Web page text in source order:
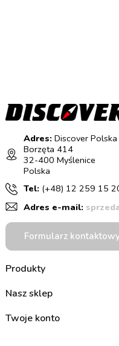
Adres:Discover Polska
Borzęta 414
32-400 Myślenice
Polska
Tel: (+48) 12 259 15
Adres e-mail:
Formularz kontaktowy
Produkty
Nasz sklep
Twoje konto